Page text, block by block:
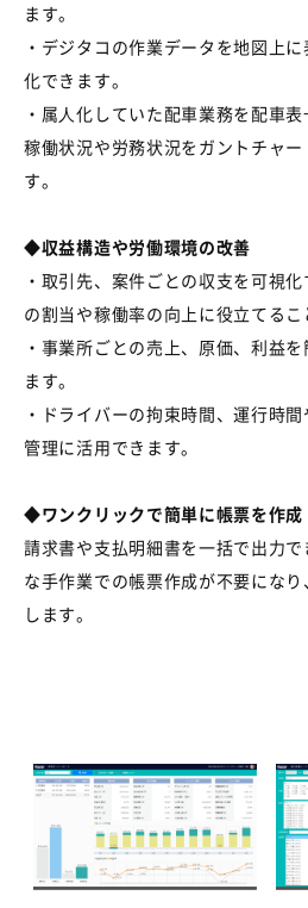
ます。
・デジタコの作業データを地図上
化できます。
・属⼈化していた配車業務を配車表
稼働状況や労務状況をガントチャ
す。
◆収益構造や労働環境の改善
・取引先、案件ごとの収支を可視
の割当や稼働率の向上に役立てるこ
・事業所ごとの売上、原価、利益
ます。
・ドライバーの拘束時間、運行時
管理に活用できます。
◆ワンクリックで簡単に帳票を作成
請求書や支払明細書を一括で出力
な手作業での帳票作成が不要にな
します。